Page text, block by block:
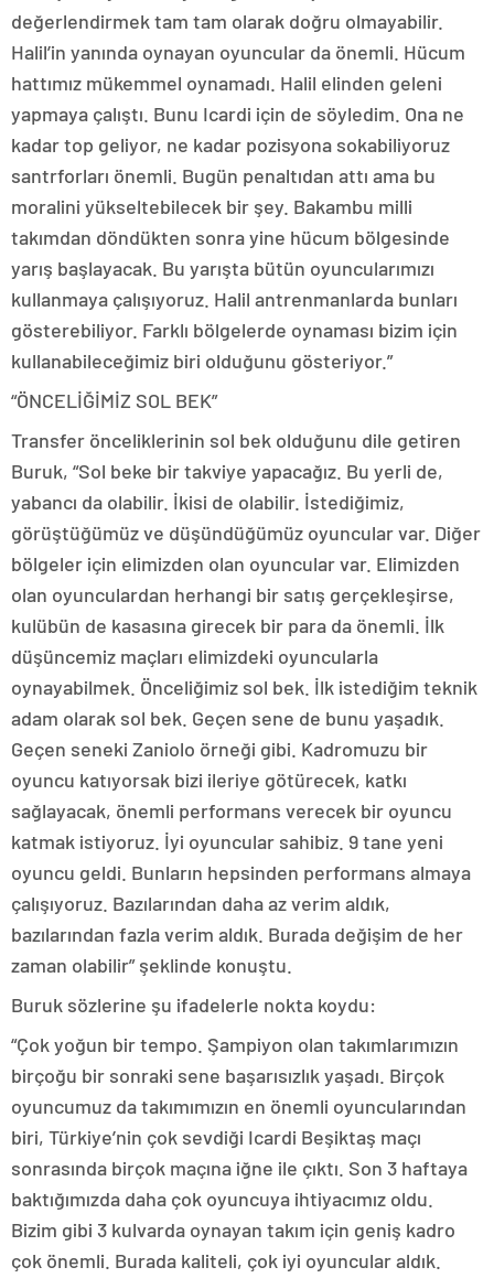
değerlendirmek tam tam olarak doğru olmayabilir.
Halil’in yanında oynayan oyuncular da önemli. Hücum
hattımız mükemmel oynamadı. Halil elinden geleni
yapmaya çalıştı. Bunu Icardi için de söyledim. Ona ne
kadar top geliyor, ne kadar pozisyona sokabiliyoruz
santrforları önemli. Bugün penaltıdan attı ama bu
moralini yükseltebilecek bir şey. Bakambu milli
takımdan döndükten sonra yine hücum bölgesinde
yarış başlayacak. Bu yarışta bütün oyuncularımızı
kullanmaya çalışıyoruz. Halil antrenmanlarda bunları
gösterebiliyor. Farklı bölgelerde oynaması bizim için
kullanabileceğimiz biri olduğunu gösteriyor.”
“ÖNCELİĞİMİZ SOL BEK”
Transfer önceliklerinin sol bek olduğunu dile getiren
Buruk, “Sol beke bir takviye yapacağız. Bu yerli de,
yabancı da olabilir. İkisi de olabilir. İstediğimiz,
görüştüğümüz ve düşündüğümüz oyuncular var. Diğer
bölgeler için elimizden olan oyuncular var. Elimizden
olan oyunculardan herhangi bir satış gerçekleşirse,
kulübün de kasasına girecek bir para da önemli. İlk
düşüncemiz maçları elimizdeki oyuncularla
oynayabilmek. Önceliğimiz sol bek. İlk istediğim teknik
adam olarak sol bek. Geçen sene de bunu yaşadık.
Geçen seneki Zaniolo örneği gibi. Kadromuzu bir
oyuncu katıyorsak bizi ileriye götürecek, katkı
sağlayacak, önemli performans verecek bir oyuncu
katmak istiyoruz. İyi oyuncular sahibiz. 9 tane yeni
oyuncu geldi. Bunların hepsinden performans almaya
çalışıyoruz. Bazılarından daha az verim aldık,
bazılarından fazla verim aldık. Burada değişim de her
zaman olabilir” şeklinde konuştu.
Buruk sözlerine şu ifadelerle nokta koydu:
“Çok yoğun bir tempo. Şampiyon olan takımlarımızın
birçoğu bir sonraki sene başarısızlık yaşadı. Birçok
oyuncumuz da takımımızın en önemli oyuncularından
biri, Türkiye’nin çok sevdiği Icardi Beşiktaş maçı
sonrasında birçok maçına iğne ile çıktı. Son 3 haftaya
baktığımızda daha çok oyuncuya ihtiyacımız oldu.
Bizim gibi 3 kulvarda oynayan takım için geniş kadro
çok önemli. Burada kaliteli, çok iyi oyuncular aldık.